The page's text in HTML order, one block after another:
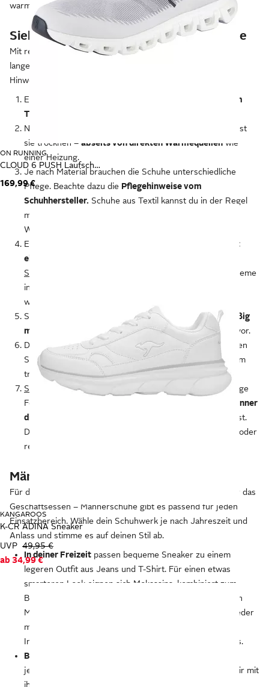
ON RUNNING
CLOUD 6 PUSH Laufschuh
169,99 €
KANGAROOS
K-CR ADINA Sneaker
UVP 49,95 €
ab 34,99 €
warm und trocken.
Sieben Tipps: So pflegst du deine Schuhe
Mit regelmäßiger und richtiger Pflege bleiben deine Schuhe
lange schön und gut erhalten. Hier geben wir dir ein paar
Hinweise dazu.
Egal ob Business- oder Sportschuhe:
Lüfte sie nach dem
Tragen aus,
Nasse Schuhe stopfst du mit Zeitungspapier aus und lässt
sie trocknen – abseits von direkten Wärmequellen wie
einer Heizung.
Je nach Material brauchen die Schuhe unterschiedliche
Pflege. Beachte dazu die Pflegehinweise vom
Schuhhersteller. Schuhe aus Textil kannst du in der Regel
mit einem Schwamm, mildem Waschmittel und warmem
Wasser sauber machen.
Entferne bei Lederschuhen zuerst
groben Schmutz mit
einer Bürste.
Schuhpflege
ein. Anschließend arbeitest du die Schuhcreme
in kreisenden Bewegungen ein, lässt sie einwirken und
wischst sie mit einem weichen Tuch ab.
Sprühst du deine Schuhe aus Textil und Leder regelmäßig
mit Imprägnierspray
ein, beugt das Verschmutzungen vor.
Den Sommer oder Winter über lagerst du deine sauberen
Schuhe
im Schuhschrank oder in einem Kartonan einem
trockenen Platz.
Schuhspannerbringen deine Schuhe wieder in die richtige
Form. Besonders bei Lederschuhen
korrigieren die Spanner
die Falten,
die sich bilden, wenn du in den Schuhen gehst.
Dadurch wird das Leder an diesen Stellen nicht brüchig oder
reißt ein.
Männerschuhe: Alles auf einen Blick
Für den Sommer und den Winter, zum Unkrautjäten und für das
Geschäftsessen – Männerschuhe gibt es passend für jeden
Einsatzbereich. Wähle dein Schuhwerk je nach Jahreszeit und
Anlass und stimme es auf deinen Stil ab.
In deiner Freizeit passen bequeme Sneaker zu einem
legeren Outfit aus Jeans und T-Shirt. Für einen etwas
smarteren Look eignen sich Mokassins, kombiniert zum
Beispiel zu Chinohosen und Jeanshemd. Im Winterhalten
Männerboots deine Füße warm. Boots gibt es aus Wildleder
mit derbem Look, profilierter Sohle und kuscheligem
Innenfutter. Feine Chelsea-Boots passen zu Trenchcoats.
Beim Training
jeweilige Sportart gemacht sind. Fußballschuhe geben dir mit
ihren Stollen Halt, Laufschuhe führen deine Füße beim